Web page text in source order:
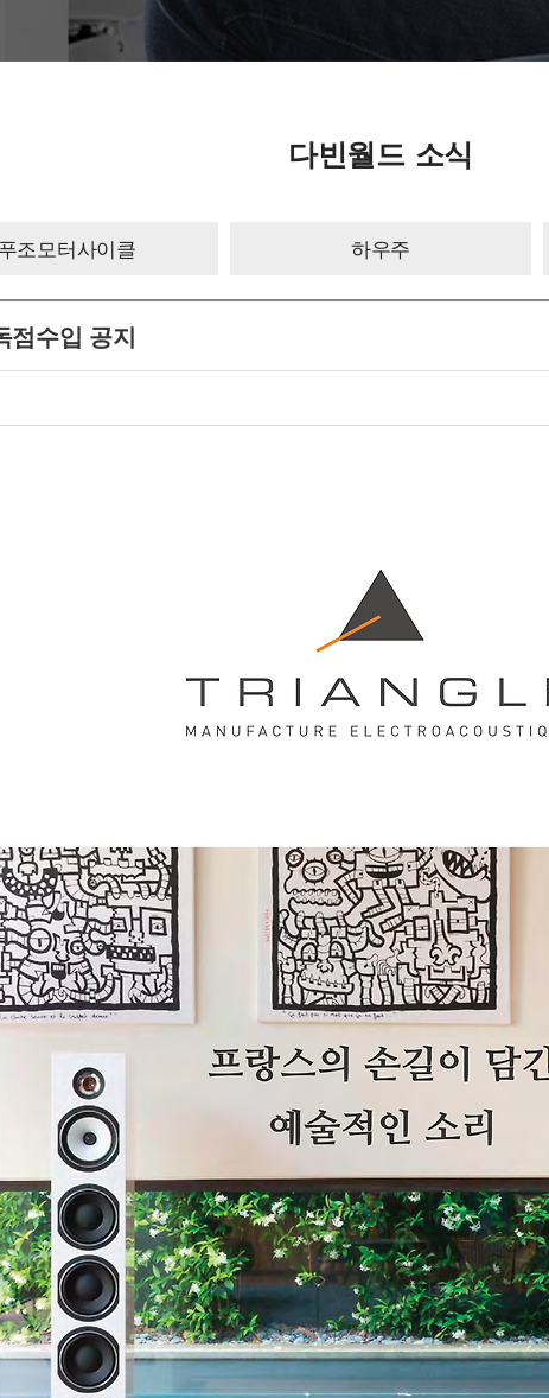
다빈월드 소식
푸조모터사이클 하우주
수입 공지